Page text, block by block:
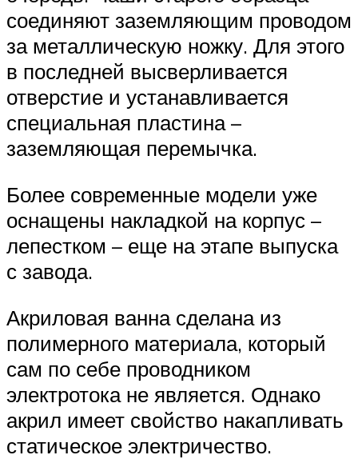
соединяют заземляющим проводом
за металлическую ножку. Для этого
в последней высверливается
отверстие и устанавливается
специальная пластина –
заземляющая перемычка.
Более современные модели уже
оснащены накладкой на корпус –
лепестком – еще на этапе выпуска
с завода.
Акриловая ванна сделана из
полимерного материала, который
сам по себе проводником
электротока не является. Однако
акрил имеет свойство накапливать
статическое электричество.